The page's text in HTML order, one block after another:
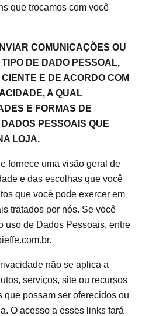
que trocamos com você
COMUNICAÇÕES OU
DE DADO PESSOAL,
E DE ACORDO COM
A QUAL
E FORMAS DE
PESSOAIS QUE
LOJA.
fornece uma visão geral de
e das escolhas que você
que você pode exercer em
tratados por nós. Se você
uso de Dados Pessoais, entre
.
não se aplica a
serviços, site ou recursos
possam ser oferecidos ou
O acesso a esses links fará